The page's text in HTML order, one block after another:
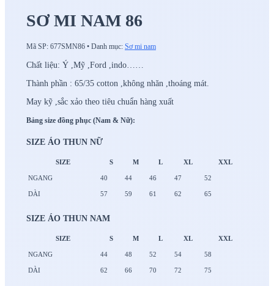
SƠ MI NAM 86
Mã SP: 677SMN86 • Danh mục: Sơ mi nam
Chất liệu: Ý ,Mỹ ,Ford ,indo……
Thành phần : 65/35 cotton ,không nhăn ,thoáng mát.
May kỹ ,sắc xảo theo tiêu chuẩn hàng xuất
Bảng size đồng phục (Nam & Nữ):
SIZE ÁO THUN NỮ
SIZE S M L XL XXL
NGANG 40 44 46 47 52
DÀI 57 59 61 62 65
SIZE ÁO THUN NAM
SIZE S M L XL XXL
NGANG 44 48 52 54 58
DÀI 62 66 70 72 75